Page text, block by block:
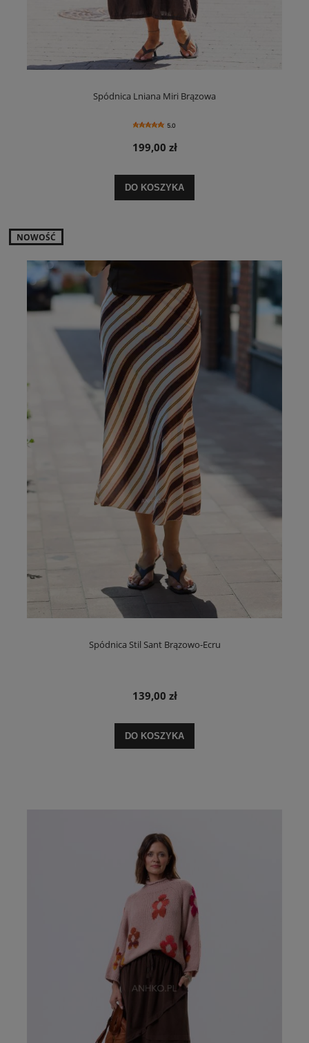
Spódnica Lniana Miri Brązowa
5.0
199,00 zł
DO KOSZYKA
Spódnica Stil Sant Brązowo-Ecru
139,00 zł
DO KOSZYKA
NOWOŚĆ